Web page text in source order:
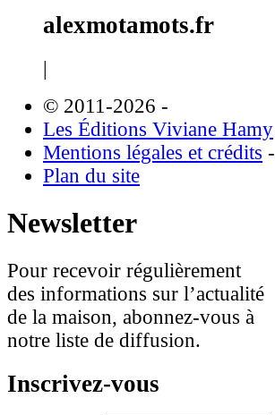
alexmotamots.fr
|
© 2011-2026 -
Les Éditions Viviane Hamy
Mentions légales et crédits -
Plan du site
Newsletter
Pour recevoir régulièrement
des informations sur l’actualité
de la maison, abonnez-vous à
notre liste de diffusion.
Inscrivez-vous